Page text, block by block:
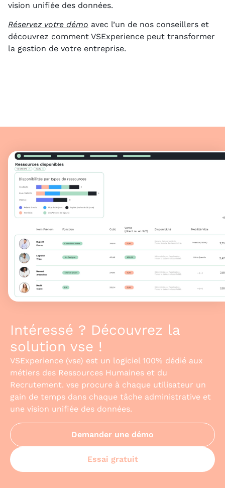
vision unifiée des données.
Réservez votre démo avec l’un de nos conseillers et
découvrez comment VSExperience peut transformer
la gestion de votre entreprise.
Intéressé ? Découvrez la
solution vse !
VSExperience (vse) est un logiciel 100% dédié aux
métiers des Ressources Humaines et du
Recrutement. vse procure à chaque utilisateur un
gain de temps dans chaque tâche administrative et
une vision unifiée des données.
Demander une démo
Essai gratuit